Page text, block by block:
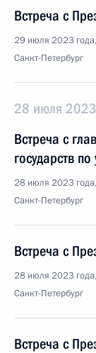
Встреча с
29 июля 2023
Санкт-Петербург
28 июля 2023
Встреча с
государств
28 июля 2023
Санкт-Петербург
Встреча с
28 июля 2023
Санкт-Петербург
Встреча с